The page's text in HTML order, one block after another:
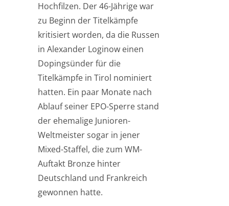
Hochfilzen. Der 46-Jährige war
zu Beginn der Titelkämpfe
kritisiert worden, da die Russen
in Alexander Loginow einen
Dopingsünder für die
Titelkämpfe in Tirol nominiert
hatten. Ein paar Monate nach
Ablauf seiner EPO-Sperre stand
der ehemalige Junioren-
Weltmeister sogar in jener
Mixed-Staffel, die zum WM-
Auftakt Bronze hinter
Deutschland und Frankreich
gewonnen hatte.